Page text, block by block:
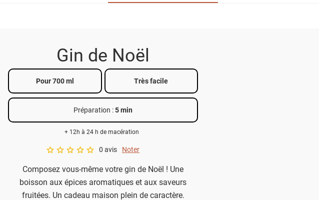
Gin de Noël
Pour 700 ml Très facile
Préparation :5 min
+ 12h à 24 h de macération
A star rating of 0 out of 5.
0 avis Noter
Composez vous-même votre gin de Noël ! Une
boisson aux épices aromatiques et aux saveurs
fruitées. Un cadeau maison plein de caractère.